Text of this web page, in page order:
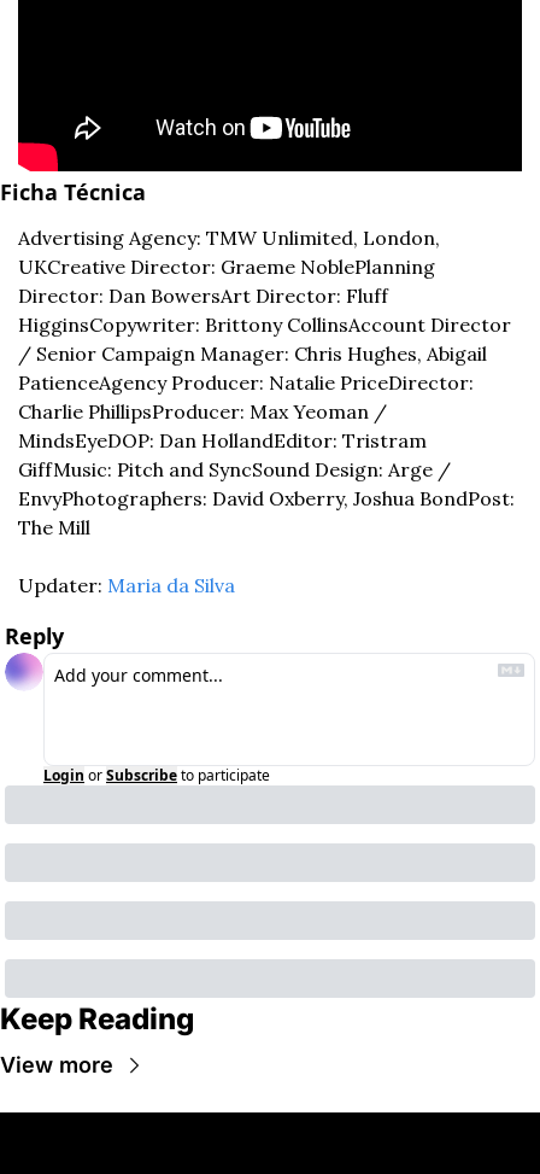
Ficha Técnica
Advertising Agency: TMW Unlimited, London,
UKCreative Director: Graeme NoblePlanning
Director: Dan BowersArt Director: Fluff
HigginsCopywriter: Brittony CollinsAccount Director
/ Senior Campaign Manager: Chris Hughes, Abigail
PatienceAgency Producer: Natalie PriceDirector:
Charlie PhillipsProducer: Max Yeoman /
MindsEyeDOP: Dan HollandEditor: Tristram
GiffMusic: Pitch and SyncSound Design: Arge /
EnvyPhotographers: David Oxberry, Joshua BondPost:
The Mill
Updater: Maria da Silva
Reply
Login orSubscribeto participate
Keep Reading
View more